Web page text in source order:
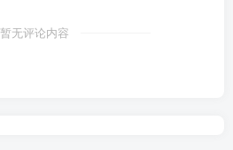
暂无评论内容